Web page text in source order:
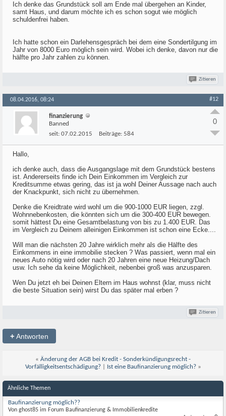
Ich denke das Grundstück soll am Ende mal übergehen an Kinder,
samt Haus, und darum möchte ich es schon sogut wie möglich
schuldenfrei haben.
Ich hatte schon ein Darlehensgespräch bei dem eine Sondertilgung im
Jahr von 8000 Euro möglich sein wird. Wobei ich denke, davon nur die
hälfte pro Jahr zahlen zu können.
Zitieren
08.04.2016, 08:24 #12
finanzierung
Banned
seit: 07.02.2015 Beiträge: 584
0
Hallo,
ich denke auch, dass die Ausgangslage mit dem Grundstück bestens
ist. Andererseits finde ich Dein Einkommen im Vergleich zur
Kreditsumme etwas gering, das ist ja wohl Deiner Aussage nach auch
der Knackpunkt, sich nicht zu übernehmen.
Denke die Kreidtrate wird wohl um die 900-1000 EUR liegen, zzgl.
Wohnnebenkosten, die könnten sich um die 300-400 EUR bewegen.
somit hättest Du eine Gesamtbelastung von bis zu 1.400 EUR. Das
im Vergleich zu Deinem alleinigen Einkommen ist schon eine Ecke....
Will man die nächsten 20 Jahre wirklich mehr als die Hälfte des
Einkommens in eine immobilie stecken ? Was passiert, wenn mal ein
neues Auto nötig wird oder nach 20 Jahren eine neue Heizung/Dach
usw. Ich sehe da keine Möglichkeit, nebenbei groß was anzusparen.
Wen Du jetzt eh bei Deinen Eltern im Haus wohnst (klar, muss nicht
die beste Situation sein) wirst Du das später mal erben ?
Zitieren
+Antworten
« Änderung der AGB bei Kredit - Sonderkündigungsrecht -
Vorfälligkeitsentschädigung?| Ist eine Baufinanzierung möglich? »
Ähnliche Themen
Baufinanzierung möglich??
Von ghost85 im Forum Baufinanzierung & Immobilienkredite